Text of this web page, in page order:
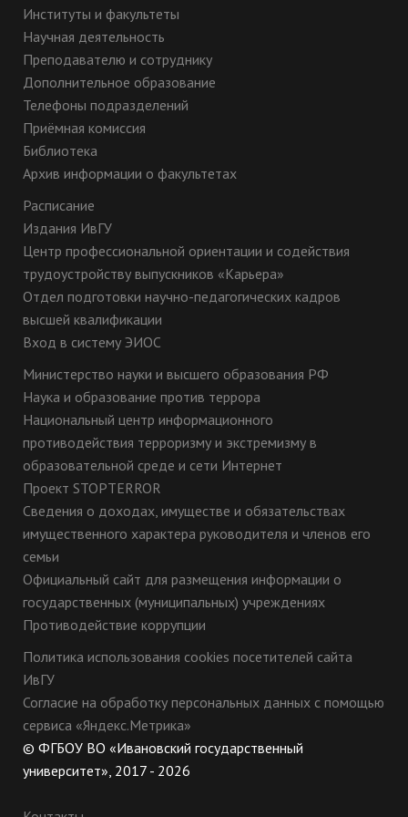
10 класс
11 класс
9 класс. Зоология беспозвоночных
10 класс
Институты и факультеты
Научная деятельность
Преподавателю и сотруднику
Дополнительное образование
Телефоны подразделений
Приёмная комиссия
Библиотека
Архив информации о факультетах
Расписание
Издания ИвГУ
Центр профессиональной ориентации и содействия
трудоустройству выпускников «Карьера»
Отдел подготовки научно-педагогических кадров
высшей квалификации
Вход в систему ЭИОС
Министерство науки и высшего образования РФ
Наука и образование против террора
Национальный центр информационного
противодействия терроризму и экстремизму в
образовательной среде и сети Интернет
Проект STOPTERROR
Сведения о доходах, имуществе и обязательствах
имущественного характера руководителя и членов его
семьи
Официальный сайт для размещения информации о
государственных (муниципальных) учреждениях
Противодействие коррупции
Политика использования cookies посетителей сайта
ИвГУ
Согласие на обработку персональных данных с помощью
сервиса «Яндекс.Метрика»
© ФГБОУ ВО «Ивановский государственный
университет», 2017 - 2026